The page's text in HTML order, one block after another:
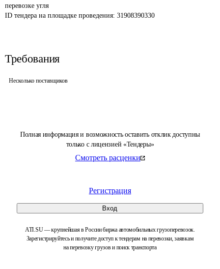
Полная информация и возможность оставить отклик доступны
только с лицензией «Тендеры»
Смотреть расценки
Регистрация
Вход
ATI.SU — крупнейшая в России биржа автомобильных грузоперевозок.
Зарегистрируйтесь и получите доступ к тендерам на перевозки, заявкам
на перевозку грузов и поиск транспорта
перевозке угля
ID тендера на площадке проведения: 31908390330
Требования
Несколько поставщиков